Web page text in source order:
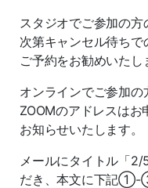
スタジオでご参加の
次第キャンセル待ち
ご予約をお勧めいたし
オンラインでご参加の
ZOOMのアドレスはお
お知らせいたします。
メールにタイトル「
だき、本文に下記①-